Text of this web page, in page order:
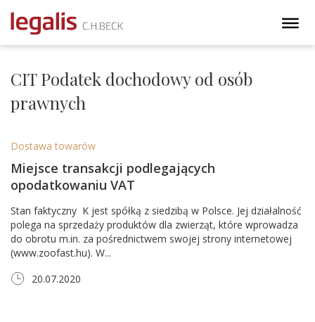
CIT Podatek dochodowy od osób
prawnych
Dostawa towarów
Miejsce transakcji podlegających
opodatkowaniu VAT
Stan faktyczny K jest spółką z siedzibą w Polsce. Jej działalność
polega na sprzedaży produktów dla zwierząt, które wprowadza
do obrotu m.in. za pośrednictwem swojej strony internetowej
(www.zoofast.hu). W...
20.07.2020